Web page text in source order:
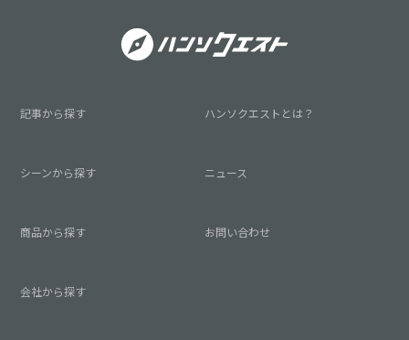
記事から探す
シーンから探す
商品から探す
会社から探す
ハンソクエストとは？
ニュース
お問い合わせ